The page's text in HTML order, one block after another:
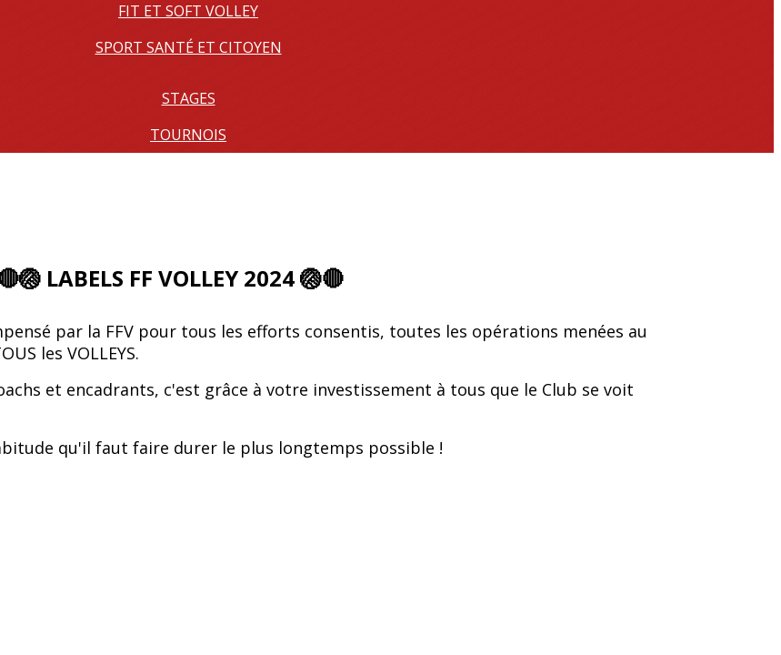
FIT ET SOFT VOLLEY
SPORT SANTÉ ET CITOYEN
STAGES
TOURNOIS
LABELS FF VOLLEY 2024 🏐🔴
par la FFV pour tous les efforts consentis, toutes les opérations menées au
les VOLLEYS.
et encadrants, c'est grâce à votre investissement à tous que le Club se voit
qu'il faut faire durer le plus longtemps possible !